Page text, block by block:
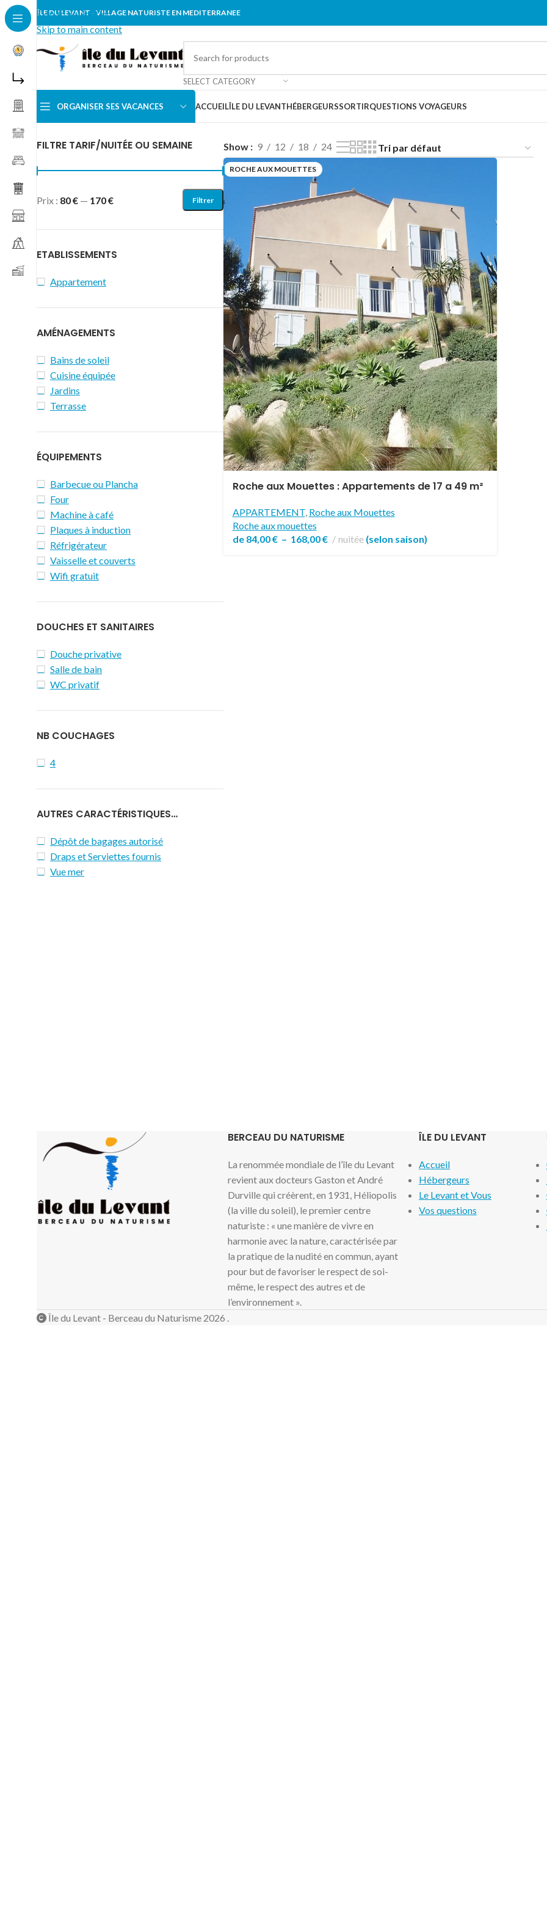
Skip to navigation
Skip to main content
ÎLE DU LEVANT - VILLAGE NATURISTE EN MEDITERRANEE
SELECT CATEGORY
ORGANISER SES VACANCES ACCUEILÎLE DU LEVANTHÉBERGEURSSORTIRQUESTIONS VOYAGEURS
Accueil/Locations vacances/APPARTEMENT/Roche aux Mouettes
FILTRE TARIF/NUITÉE OU SEMAINE
Filtrer
Prix : 80 € — 170 €
ETABLISSEMENTS
Appartement
AMÉNAGEMENTS
Bains de soleil
Cuisine équipée
Jardins
Terrasse
ÉQUIPEMENTS
Barbecue ou Plancha
Four
Machine à café
Plaques à induction
Réfrigérateur
Vaisselle et couverts
Wifi gratuit
DOUCHES ET SANITAIRES
Douche privative
Salle de bain
WC privatif
NB COUCHAGES
4
AUTRES CARACTÉRISTIQUES…
Dépôt de bagages autorisé
Draps et Serviettes fournis
Vue mer
Show 9 12 18 24
ROCHE AUX MOUETTES
Roche aux Mouettes : Appartements de 17 a 49 m²
APPARTEMENT, Roche aux Mouettes
Roche aux mouettes
de 84,00€ – 168,00€ nuitée(selon saison)
BERCEAU DU NATURISME
La renommée mondiale de l’île du Levant
revient aux docteurs Gaston et André
Durville qui créèrent, en 1931, Héliopolis
(la ville du soleil), le premier centre
naturiste : « une manière de vivre en
harmonie avec la nature, caractérisée par
la pratique de la nudité en commun, ayant
pour but de favoriser le respect de soi-
même, le respect des autres et de
l’environnement ».
ÎLE DU LEVANT
Accueil
Hébergeurs
Le Levant et Vous
Vos questions
Île du Levant - Berceau du Naturisme 2026 .